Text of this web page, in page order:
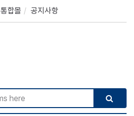
합몰 공지사항